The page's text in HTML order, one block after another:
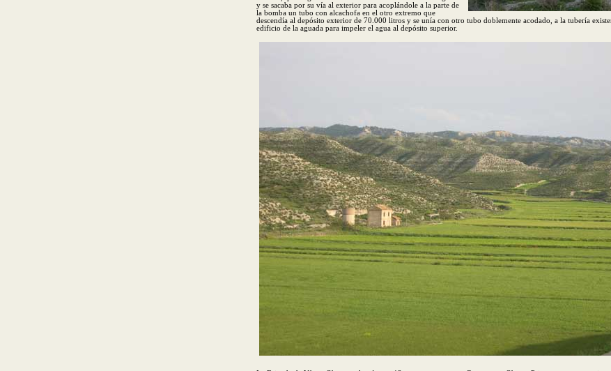
y se sacaba por su vía al exterior para acoplándole a la parte de
la bomba un tubo con alcachofa en el otro extremo que
descendía al depósito exterior de 70.000 litros y se unía con otro tubo doblemente acodado, a la tubería
edificio de la aguada para impeler el agua al depósito superior.